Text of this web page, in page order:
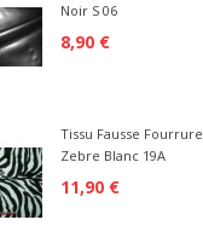
Noir S 06
8,90 €
Tissu Fausse Fourrure
Zebre Blanc 19A
11,90 €